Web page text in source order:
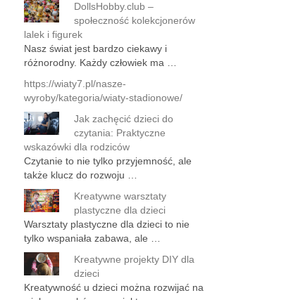
DollsHobby.club –
społeczność kolekcjonerów
lalek i figurek
Nasz świat jest bardzo ciekawy i
różnorodny. Każdy człowiek ma …
https://wiaty7.pl/nasze-
wyroby/kategoria/wiaty-stadionowe/
Jak zachęcić dzieci do
czytania: Praktyczne
wskazówki dla rodziców
Czytanie to nie tylko przyjemność, ale
także klucz do rozwoju …
Kreatywne warsztaty
plastyczne dla dzieci
Warsztaty plastyczne dla dzieci to nie
tylko wspaniała zabawa, ale …
Kreatywne projekty DIY dla
dzieci
Kreatywność u dzieci można rozwijać na